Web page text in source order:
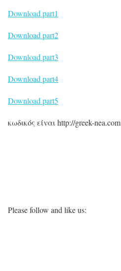
Download part1
Download part2
Download part3
Download part4
Download part5
κωδικός είναι http://greek-nea.com
Please follow and like us: